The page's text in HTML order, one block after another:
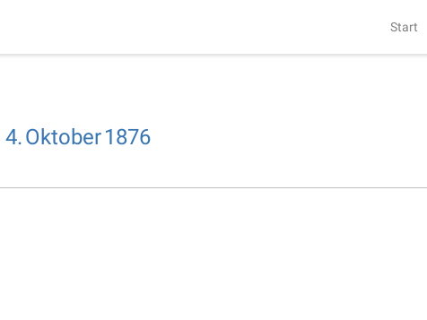
Start
4.Oktober1876